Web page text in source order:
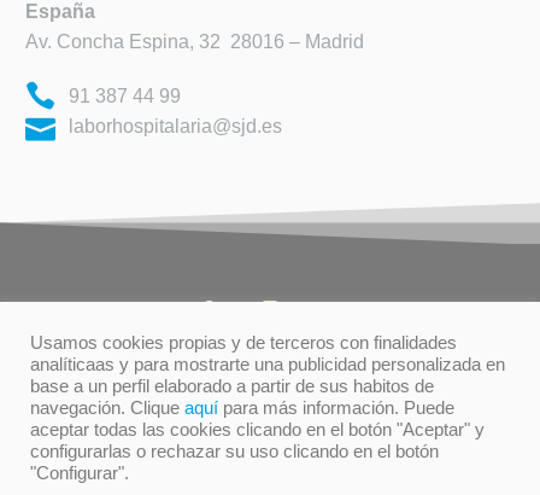
España
Av. Concha Espina, 32 28016 – Madrid
91 387 44 99
laborhospitalaria@sjd.es
TÉRMINOS DE USO
PRIVACIDAD
POLÍTICA DE COOKIES
Usamos cookies propias y de terceros con finalidades
analíticaas y para mostrarte una publicidad personalizada en
base a un perfil elaborado a partir de sus habitos de
navegación. Clique aquí para más información. Puede
aceptar todas las cookies clicando en el botón "Aceptar" y
configurarlas o rechazar su uso clicando en el botón
"Configurar".